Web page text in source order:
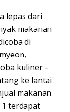
lepas dari
makanan
di
kuliner –
ke lantai
makanan
1 terdapat